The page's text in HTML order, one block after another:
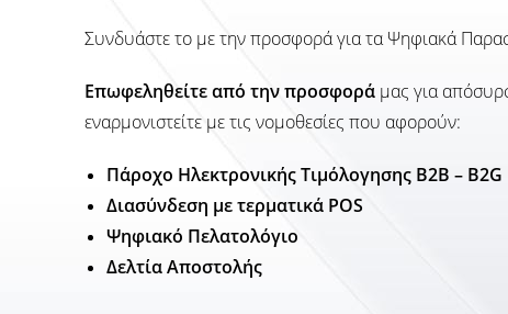
Συνδυάστε το με την προσφορά για τα Ψηφιακά
Επωφεληθείτε από την προσφορά μας για
εναρμονιστείτε με τις νομοθεσίες που αφορούν:
Πάροχο Ηλεκτρονικής Τιμόλογησης Β2Β – Β2G
Διασύνδεση με τερματικά POS
Ψηφιακό Πελατολόγιο
Δελτία Αποστολής